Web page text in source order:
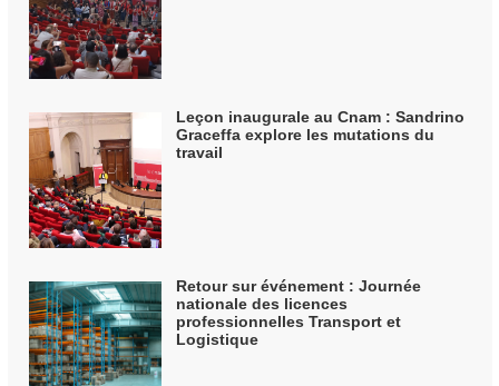
Leçon inaugurale au Cnam : Sandrino
Graceffa explore les mutations du
travail
Retour sur événement : Journée
nationale des licences
professionnelles Transport et
Logistique